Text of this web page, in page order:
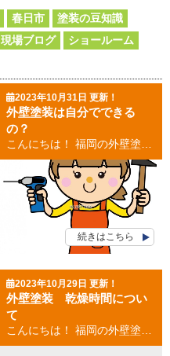
春日市
塗装の豆知識
現場ブログ
ショールーム
2023年10月31日 更新！
外壁塗装は自分でできる
の？
こんにちは！ 福岡の外壁塗装・屋根塗装専門店の福岡ペイントです。 外壁塗装は自分でできるのかということについて、今回は書きたいと思います。 目次 外壁塗装は自分でできるの？ 外壁塗装自分でするメリット 外壁塗装自分でするデメリット 外壁塗装はでできるの？ 外壁塗装は自分でできるの？の質問に答えるならばそれは、 外壁塗装は自分でできます！！ ただし！！！ 多くの道具が必要であったり、いくつかの手順(工程)に分かれていたり 高所での作業になるため危険が伴ったりと多くの注意点が必要です。 ですので、外壁塗装の業者に依頼するのが間違いないでしょう！ 外壁塗装を自分でするメリット メリット ●費用を安く抑えられる ●好きなタイミングで塗装できる 外壁塗装を自分でするデメリット デメリット ●危険が伴う ●下地処理ができない場合がある 外壁塗装では、下地処理が甘いと雨漏りなど、 住宅劣化の原因になるため破損がひどい場合には 素人では修理ができない場合があります。 ●失敗する場合がある まとめ 外壁塗装は、手順や注意点をしっかりと押さえておけば可能ではあります。 外壁塗装を自分ですることで、費用を安く抑えたりなど様々なメリットもあります。 しかし、外壁塗装を自分でするには、危険もともないケガをする恐れもありますし、 仕上がりの差は確実に違います。 確実性を求めるのであれば、無理をせずに塗装のプロに依頼をしましょう！ お気軽にご相談ください(^^♪ [mailform] お見積もり依頼はコチラから お電話のお問い合わせはコチラから 福岡県・福岡市 外壁塗装・屋根塗装 福岡ペイント 大池本店 福岡ペイントショールーム 福岡県福岡市南区大池1-23-15 TEL：0120-248-228 春日市・大野城市・那珂川市の外壁塗装・屋根塗装 ９月２日グランドオープン 福岡ペイント アクロスモール春日店 福岡ペイントショールーム 福岡県春日市春日５－１７（マツモトキヨシさんとなり） TEL：0120-248-228 👉お電話でのお問い合わせはコチラから
続きはこちら
2023年10月29日 更新！
外壁塗装 乾燥時間につい
て
こんにちは！ 福岡の外壁塗装・屋根塗装専門店の福岡ペイントです。 外壁塗装 乾燥時間について、今回は書きたいと思います。 目的 外壁塗装 乾燥時間はどのくらい？ 外壁塗装 乾燥時間の各ステップ 外壁塗装 乾燥時間が変わる要因 外壁塗装 乾燥時間はどのくらい？ 塗料が乾燥するまでには４段階のステップがあり、各段階で乾燥時間が異なります。 乾燥時間を目安に次のステップに進めるかどうかを判断するため、 適切な時間を守ることが、美しい仕上がりにつながります。 外壁塗装 乾燥時間の各ステップ 各４段階のステップを紹介します。 接触乾燥 乾燥の第１段階は、塗装面を軽く指で触っても塗料が付着しない 【接触乾燥】です。 接触乾燥にかかる時間は塗装後１～２時間程度です。 半硬化乾燥 第２段階は、塗装面を指の腹でこすっても 塗装にしわ・よれが生じない【半硬化乾燥】です。 半硬化乾燥にかかる時間は数時間～翌日程度になります。 硬化乾燥 第３段階、塗膜を指でこすっても傷や指紋が付かない 【硬化乾燥】という状態です。 硬化乾燥にかかる時間は、塗装後およそ１週間です。 完全乾燥 第４段階は、【完全乾燥】という乾燥工程の最終ステップです。 完全乾燥には２週間程度の時間が必要で、 塗料の種類や天候によっては１か月～２か月かかる場合もあります。 外壁塗装の乾燥時間が変わる要因 外壁塗装では様々な要因によって乾燥時間が異なります。 ●塗装方法による違い ●塗料による違い ●季節による違い お気軽にご相談ください(^^♪ [mailform] お見積もり依頼はコチラから お電話のお問い合わせはコチラから 福岡県・福岡市 外壁塗装・屋根塗装 福岡ペイント 大池本店 福岡ペイントショールーム 福岡県福岡市南区大池1-23-15 TEL：0120-248-228 春日市・大野城市・那珂川市の外壁塗装・屋根塗装 ９月２日グランドオープン 福岡ペイント アクロスモール春日店 福岡ペイントショールーム 福岡県春日市春日５－１７（マツモトキヨシさんとなり） TEL：0120-248-228 👉お電話でのお問い合わせはコチラから